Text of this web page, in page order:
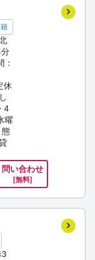
：
休
4
曜
態
問い合わせ
[無料]